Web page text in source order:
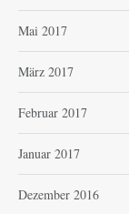
Mai 2017
März 2017
Februar 2017
Januar 2017
Dezember 2016